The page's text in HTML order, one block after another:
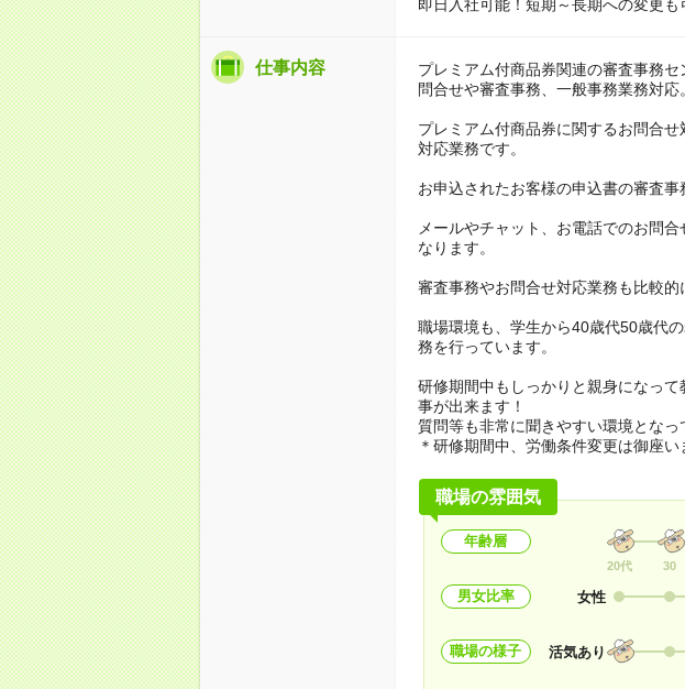
即日入社可能！短期～長期への変更も
仕事内容
プレミアム付商品券関連の審査事務
問合せや審査事務、一般事務業務対応。
プレミアム付商品券に関するお問合
対応業務です。
お申込されたお客様の申込書の審査事
メールやチャット、お電話でのお問
なります。
審査事務やお問合せ対応業務も比較的
職場環境も、学生から40歳代50歳代
務を行っています。
研修期間中もしっかりと親身になっ
事が出来ます！
質問等も非常に聞きやすい環境となっ
＊研修期間中、労働条件変更は御座い
職場の雰囲気
年齢層
20代 30
男女比率 女性
職場の様子 活気あり